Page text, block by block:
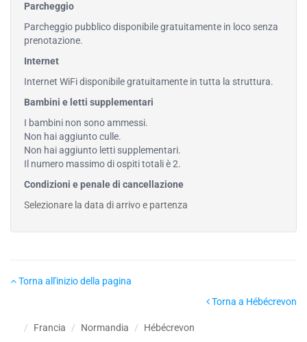
Parcheggio
Parcheggio pubblico disponibile gratuitamente in loco senza
prenotazione.
Internet
Internet WiFi disponibile gratuitamente in tutta la struttura.
Bambini e letti supplementari
I bambini non sono ammessi.
Non hai aggiunto culle.
Non hai aggiunto letti supplementari.
Il numero massimo di ospiti totali è 2.
Condizioni e penale di cancellazione
Selezionare la data di arrivo e partenza
Torna all'inizio della pagina
Torna a Hébécrevon
Francia Normandia Hébécrevon